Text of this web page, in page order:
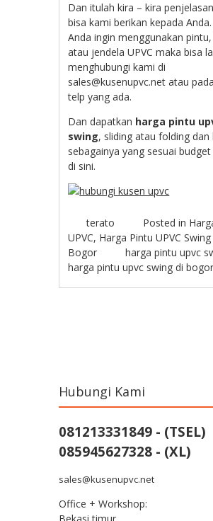
Dan itulah kira – kira
bisa kami berikan kepada
Anda ingin menggunakan
atau jendela UPVC maka bisa
menghubungi kami di
sales@kusenupvc.net atau
telp yang ada.
Dan dapatkan harga pintu
swing, sliding atau folding dan
sebagainya yang sesuai
di sini.
terato Posted in
UPVC, Harga Pintu UPVC
Bogor
harga pintu upvc
harga pintu upvc swing di bogor
Hubungi Kami
081213331849 - (TSEL)
085945627328 - (XL)
sales@kusenupvc.net
Office + Workshop: